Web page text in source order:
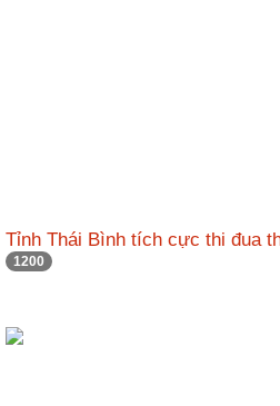
Tỉnh Thái Bình tích cực thi đua
1200